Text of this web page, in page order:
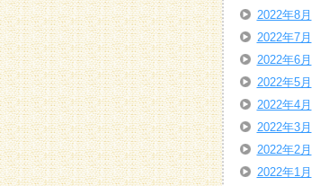
2022年8月
2022年7月
2022年6月
2022年5月
2022年4月
2022年3月
2022年2月
2022年1月